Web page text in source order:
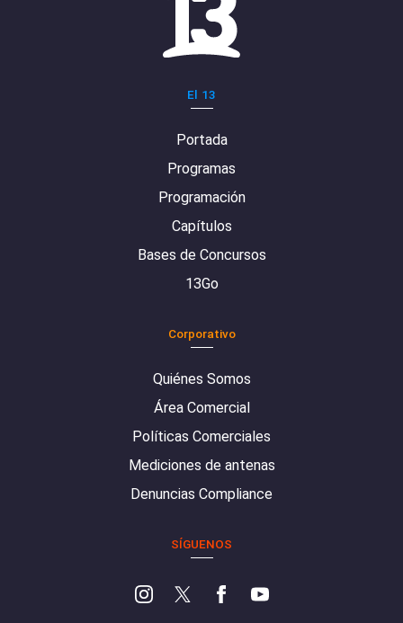
El 13
Portada
Programas
Programación
Capítulos
Bases de Concursos
13Go
Corporativo
Quiénes Somos
Área Comercial
Políticas Comerciales
Mediciones de antenas
Denuncias Compliance
SÍGUENOS